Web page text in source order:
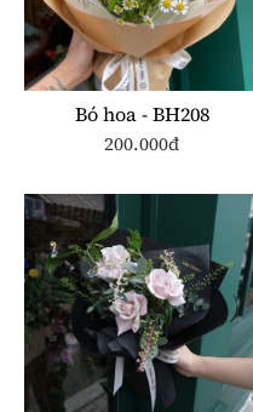
Bó hoa - BH208
200.000đ